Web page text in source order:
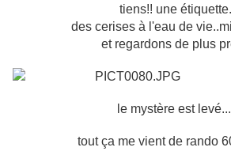
tiens!! une
des cerises à l'eau de
et regardons de plus
le mystère est
tout ça me vient de rando